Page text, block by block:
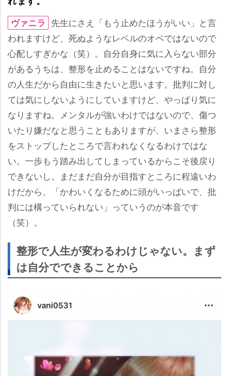
ヴァニラ 先生にさえ「もう止めたほうがいい」と言
われますけど、死ぬようなレベルのオペではないので
心配しすぎかな（笑）。自分自身に気に入らない部分
があるうちは、整形を止めることはないですね。自分
の人生だから自由に生きたいと思います。批判に対し
ては気にしないようにしていますけど、やっぱり気に
なりますね。メンタルが強いわけではないので、傷つ
いたり嫌だなと思うこともありますが、いまさら整形
をストップしたところで言われなくなるわけではな
い。一歩もう踏み出してしまっているからこそ後戻り
できないし。まだまだ自分が目指すところに程遠いわ
けだから、「かわいくなるために頭がいっぱいで、批
判には構っていられない」っていうのが本音です
（笑）。
整形で人生が変わるわけじゃない。まず
は自分でできることから